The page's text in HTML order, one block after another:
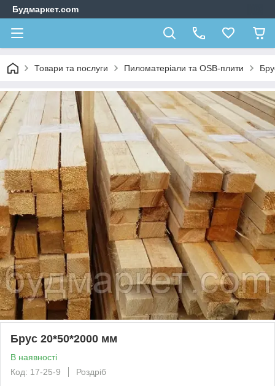
Будмаркет.com
Товари та послуги Пиломатеріали та OSB-плити
Брус 20*50*2000 мм
В наявності
Код: 17-25-9
Роздріб